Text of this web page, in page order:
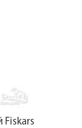
Fiskars